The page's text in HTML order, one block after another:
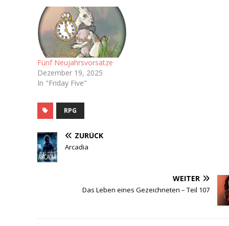
Fünf Neujahrsvorsätze
Dezember 19, 2025
In "Friday Five"
RPG
ZURÜCK
Arcadia
WEITER
Das Leben eines Gezeichneten – Teil 107